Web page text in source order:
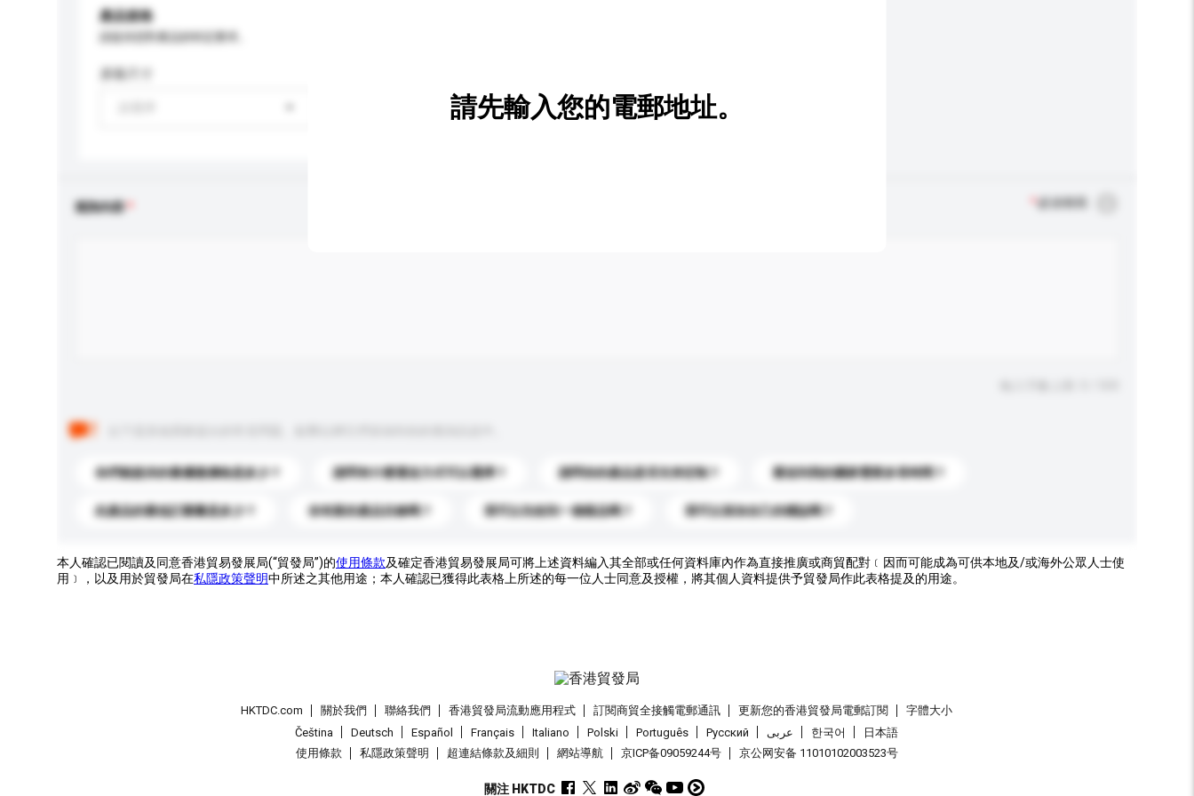
產品規格
新增/刪除選項
查詢內容
你們能提供的最優惠價格是多少？ 請問有什麼運送方式可以選擇？ 請問你的產品是否支持定制？ 運送到我的國家需要多長時間？
此產品的最低訂購量是多少？ 你有新的產品目錄嗎？ 我可以先收到一個樣品嗎？ 我可以添加自己的標誌嗎？
請先輸入您的電郵地址。
本人確認已閱讀及同意香港貿易發展局(“貿發局”)的使用條款及確定香港貿易發展局可將上述資料編入其全部或任何資料庫內作為直接推廣或商貿配對﹝因而可能成為可供本地及/或海外公眾人士使
用﹞，以及用於貿發局在私隱政策聲明中所述之其他用途；本人確認已獲得此表格上所述的每一位人士同意及授權，將其個人資料提供予貿發局作此表格提及的用途。
HKTDC.com 關於我們 聯絡我們 香港貿發局流動應用程式 訂閱商貿全接觸電郵通訊 更新您的香港貿發局電郵訂閱
字體大小
Čeština
Deutsch Español Français Italiano Polski Português Pусский عربى 한국어
日本語
使用條款
私隱政策聲明 超連結條款及細則 網站導航 京ICP备09059244号 京公网安备 11010102003523号
關注 HKTDC